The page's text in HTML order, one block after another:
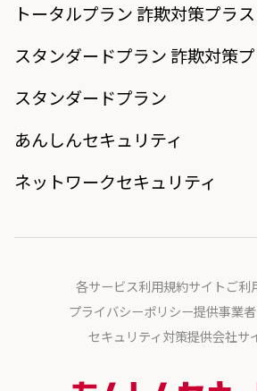
トータルプラン 詐欺対策プラス
スタンダードプラン 詐欺対策
スタンダードプラン
あんしんセキュリティ
ネットワークセキュリティ
各サービス利用規約サイトご利
プライバシーポリシー提供事業
セキュリティ対策提供会社サ